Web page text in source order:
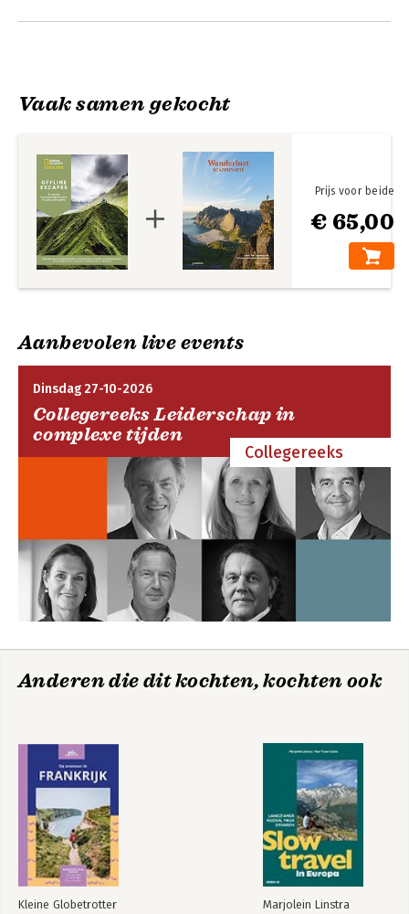
Vaak samen gekocht
€ 65,00
Prijs voor beide
Aanbevolen live events
Dinsdag 27-10-2026
Collegereeks Leiderschap in
complexe tijden
Collegereeks
Anderen die dit kochten, kochten ook
Kleine Globetrotter Marjolein Linstra